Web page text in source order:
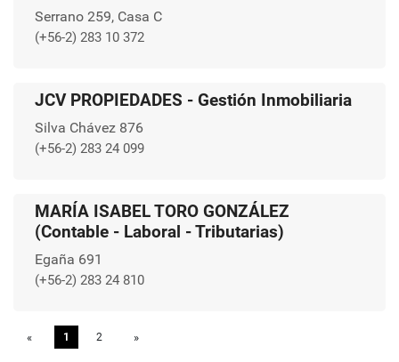
Serrano 259, Casa C
(+56-2) 283 10 372
JCV PROPIEDADES - Gestión Inmobiliaria
Silva Chávez 876
(+56-2) 283 24 099
MARÍA ISABEL TORO GONZÁLEZ
(Contable - Laboral - Tributarias)
Egaña 691
(+56-2) 283 24 810
« Previous
1 2 »